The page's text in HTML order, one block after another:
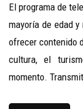
El programa de
mayoría de edad
ofrecer contenido
cultura, el
momento.